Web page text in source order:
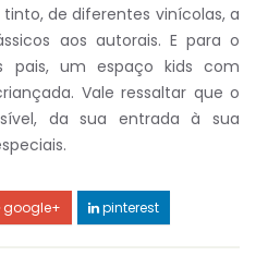
de diferentes vinícolas, a
aos autorais. E para o
pais, um espaço kids com
Vale ressaltar que o
da sua entrada à sua
google+ pinterest